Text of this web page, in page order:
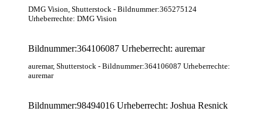
DMG Vision, Shutterstock - Bildnummer:365275124
Urheberrechte: DMG Vision
Bildnummer:364106087 Urheberrecht: auremar
auremar, Shutterstock - Bildnummer:364106087 Urheberrechte:
auremar
Bildnummer:98494016 Urheberrecht: Joshua Resnick